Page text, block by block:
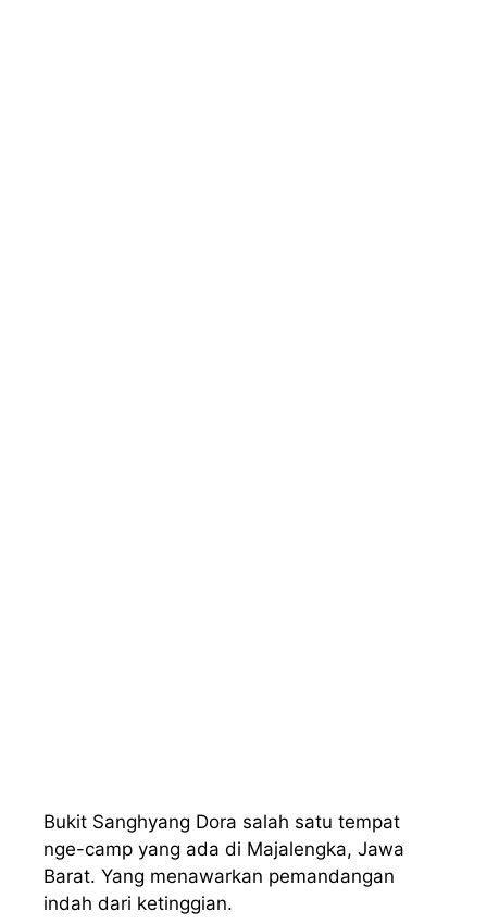
Bukit Sanghyang Dora salah satu tempat
nge-camp yang ada di Majalengka, Jawa
Barat. Yang menawarkan pemandangan
indah dari ketinggian.